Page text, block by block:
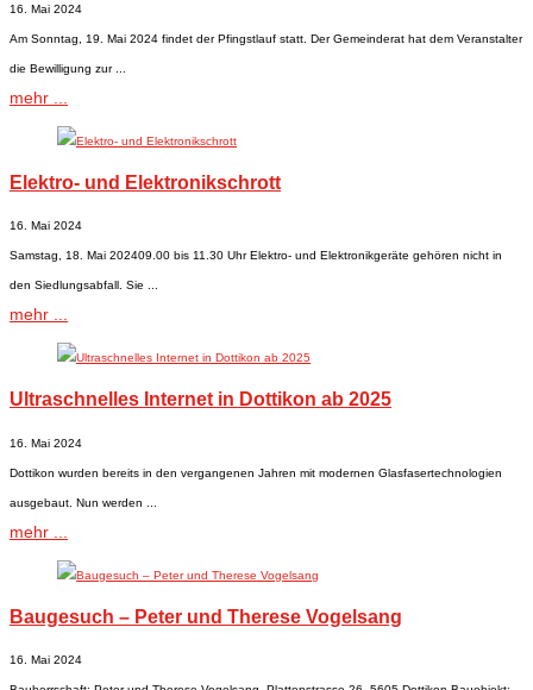
16. Mai 2024
Am Sonntag, 19. Mai 2024 findet der Pfingstlauf statt. Der Gemeinderat hat dem Veranstalter
die Bewilligung zur ...
mehr ...
Elektro- und Elektronikschrott
16. Mai 2024
Samstag, 18. Mai 202409.00 bis 11.30 Uhr Elektro- und Elektronikgeräte gehören nicht in
den Siedlungsabfall. Sie ...
mehr ...
Ultraschnelles Internet in Dottikon ab 2025
16. Mai 2024
​Dottikon wurden bereits in den vergangenen Jahren mit modernen Glasfasertechnologien
ausgebaut. Nun werden ...
mehr ...
Baugesuch – Peter und Therese Vogelsang
16. Mai 2024